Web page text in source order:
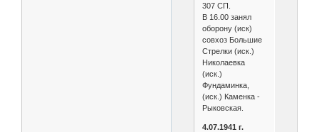
307 СП.
В 16.00 занял
оборону (иск)
совхоз Большие
Стрелки (иск.)
Николаевка
(иск.)
Фундаминка,
(иск.) Каменка -
Рыковская.
4.07.1941 г.